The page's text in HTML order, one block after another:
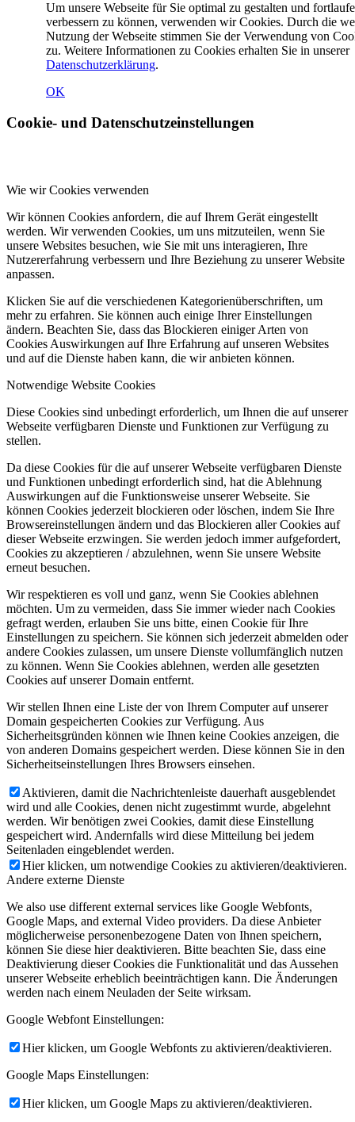
Um unsere Webseite für Sie optimal zu gestalten und
verbessern zu können, verwenden wir Cookies. Durch die
Nutzung der Webseite stimmen Sie der Verwendung von
zu. Weitere Informationen zu Cookies erhalten Sie in unserer
Datenschutzerklärung.
OK
Cookie- und Datenschutzeinstellungen
Wie wir Cookies verwenden
Wir können Cookies anfordern, die auf Ihrem Gerät eingestellt
werden. Wir verwenden Cookies, um uns mitzuteilen, wenn Sie
unsere Websites besuchen, wie Sie mit uns interagieren, Ihre
Nutzererfahrung verbessern und Ihre Beziehung zu unserer Website
anpassen.
Klicken Sie auf die verschiedenen Kategorienüberschriften, um
mehr zu erfahren. Sie können auch einige Ihrer Einstellungen
ändern. Beachten Sie, dass das Blockieren einiger Arten von
Cookies Auswirkungen auf Ihre Erfahrung auf unseren Websites
und auf die Dienste haben kann, die wir anbieten können.
Notwendige Website Cookies
Diese Cookies sind unbedingt erforderlich, um Ihnen die auf unserer
Webseite verfügbaren Dienste und Funktionen zur Verfügung zu
stellen.
Da diese Cookies für die auf unserer Webseite verfügbaren Dienste
und Funktionen unbedingt erforderlich sind, hat die Ablehnung
Auswirkungen auf die Funktionsweise unserer Webseite. Sie
können Cookies jederzeit blockieren oder löschen, indem Sie Ihre
Browsereinstellungen ändern und das Blockieren aller Cookies auf
dieser Webseite erzwingen. Sie werden jedoch immer aufgefordert,
Cookies zu akzeptieren / abzulehnen, wenn Sie unsere Website
erneut besuchen.
Wir respektieren es voll und ganz, wenn Sie Cookies ablehnen
möchten. Um zu vermeiden, dass Sie immer wieder nach Cookies
gefragt werden, erlauben Sie uns bitte, einen Cookie für Ihre
Einstellungen zu speichern. Sie können sich jederzeit abmelden oder
andere Cookies zulassen, um unsere Dienste vollumfänglich nutzen
zu können. Wenn Sie Cookies ablehnen, werden alle gesetzten
Cookies auf unserer Domain entfernt.
Wir stellen Ihnen eine Liste der von Ihrem Computer auf unserer
Domain gespeicherten Cookies zur Verfügung. Aus
Sicherheitsgründen können wie Ihnen keine Cookies anzeigen, die
von anderen Domains gespeichert werden. Diese können Sie in den
Sicherheitseinstellungen Ihres Browsers einsehen.
Aktivieren, damit die Nachrichtenleiste dauerhaft ausgeblendet
wird und alle Cookies, denen nicht zugestimmt wurde, abgelehnt
werden. Wir benötigen zwei Cookies, damit diese Einstellung
gespeichert wird. Andernfalls wird diese Mitteilung bei jedem
Seitenladen eingeblendet werden.
Hier klicken, um notwendige Cookies zu aktivieren/deaktivieren.
Andere externe Dienste
We also use different external services like Google Webfonts,
Google Maps, and external Video providers. Da diese Anbieter
möglicherweise personenbezogene Daten von Ihnen speichern,
können Sie diese hier deaktivieren. Bitte beachten Sie, dass eine
Deaktivierung dieser Cookies die Funktionalität und das Aussehen
unserer Webseite erheblich beeinträchtigen kann. Die Änderungen
werden nach einem Neuladen der Seite wirksam.
Google Webfont Einstellungen:
Hier klicken, um Google Webfonts zu aktivieren/deaktivieren.
Google Maps Einstellungen:
Hier klicken, um Google Maps zu aktivieren/deaktivieren.